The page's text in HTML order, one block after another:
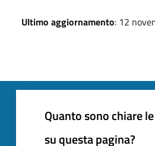
Ultimo aggiornamento: 12
Quanto sono chiare
su questa pagina?